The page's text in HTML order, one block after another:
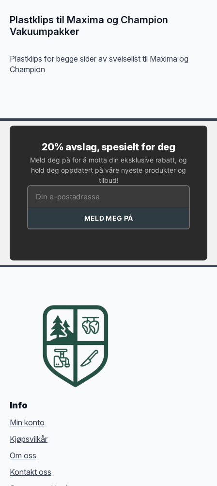
Plastklips til Maxima og Champion
Vakuumpakker
Plastklips for begge sider av sveiselist til Maxima og
Champion
20% avslag, spesielt for deg
Meld deg på for å motta din eksklusive rabatt, og
hold deg oppdatert på våre nyeste produkter og
tilbud!
MELD MEG PÅ
Info
Min konto
Kjøpsvilkår
Om oss
Kontakt oss